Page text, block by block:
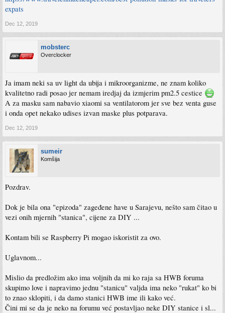
expats
Dec 12, 2019
mobsterc
Overclocker
Ja imam neki sa uv light da ubija i mikroorganizme, ne znam koliko
kvalitetno radi posao jer nemam iredjaj da izmjerim pm2.5 cestice
A za masku sam nabavio xiaomi sa ventilatorom jer sve bez venta guse
i onda opet nekako udises izvan maske plus potparava.
Dec 12, 2019
sumeir
Komšija
Pozdrav.
Dok je bila ona "epizoda" zageđene have u Sarajevu, nešto sam čitao u
vezi onih mjernih "stanica", cijene za DIY ...
Kontam bili se Raspberry Pi mogao iskoristit za ovo.
Uglavnom...
Mislio da predložim ako ima voljnih da mi ko raja sa HWB foruma
skupimo love i napravimo jednu "stanicu" valjda ima neko "rukat" ko bi
to znao sklopiti, i da damo stanici HWB ime ili kako već.
Čini mi se da je neko na forumu već postavljao neke DIY stanice i sl...